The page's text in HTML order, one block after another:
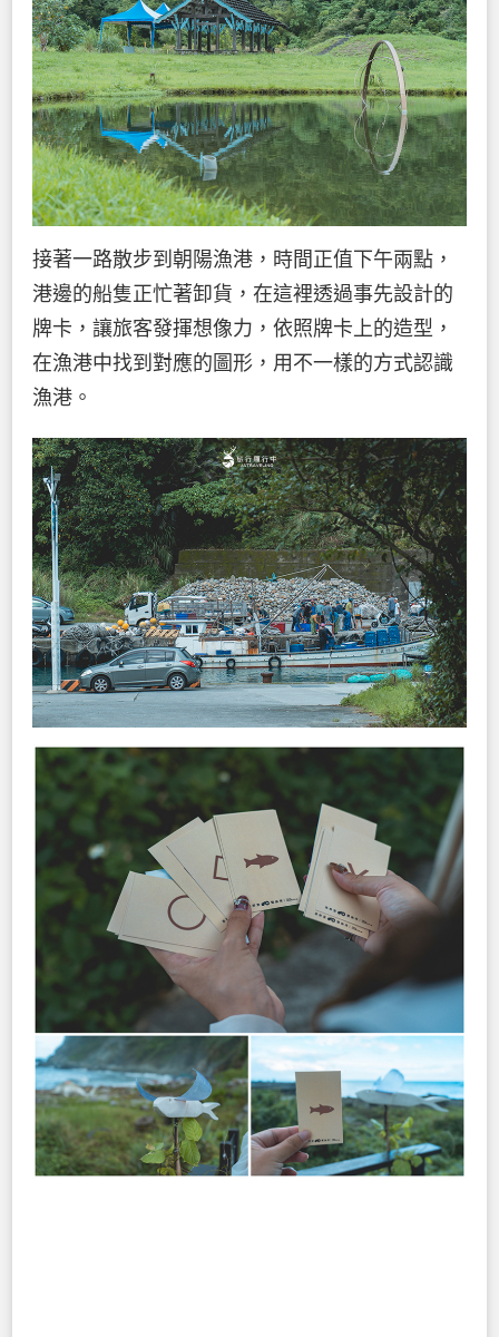
接著一路散步到朝陽漁港，時間正值下午兩點，
港邊的船隻正忙著卸貨，在這裡透過事先設計的
牌卡，讓旅客發揮想像力，依照牌卡上的造型，
在漁港中找到對應的圖形，用不一樣的方式認識
漁港。